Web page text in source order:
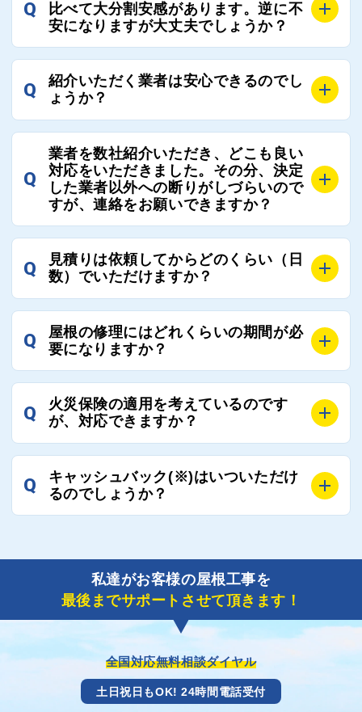
連絡いただければ、お客様の屋根修理を全面的にフォ
ローさせていただきます。お気軽にご相談ください。
て対応させていただきます。お気軽にお申し付けくだ
Q
比べて大分割安感があります。逆に不
安になりますが大丈夫でしょうか？
残念ながら、リフォーム業界は費用の内訳に不透明な
部分が多く、一見同じ工事でも１００万円以上の差が
屋根コネクトではそのような不安を抱えてしまう屋根
の修理において、適正で公正な工事業者選びのお手伝
いをさせていただくサイトでございます。
まだまだそのような業界だからこそ比較が重要になり
ますので、是非屋根コネクトを活用ください。
Q
紹介いただく業者は安心できるのでし
ょうか？
屋根コネクトでは、お客様の安心を支える「優良工事
業者チェック制度」を設けております。
屋根コネクトにて定期的にお客様アンケートを実施
し、そこで評価の低かった業者は事実確認の上で、屋
根コネクトの判断により即時登録を解除できる契約と
優良業者のみをご紹介できる体制により、お客様の安
心と信頼を維持しております。
Q
業者を数社紹介いただき、どこも良い
対応をいただきました。その分、決定
した業者以外への断りがしづらいので
すが、連絡をお願いできますか？
屋根コネクトにお任せください。屋根コネクトでは、
工事業者へのお断りも無料で代行しております。
れる必要はございませんので、いつでもお気軽にご相
談ください。
Q
見積りは依頼してからどのくらい（日
数）でいただけますか？
工事業者にもよりますが、おおよそ現地調査後3日～1
週間前後にはお届けできます。
ご連絡いただき、屋根コネクトから直ちに紹介の工事
業者へ状況確認の連絡をし、即時対応するよう指示を
いたしますので、お気軽にお申し付けください。
Q
屋根の修理にはどれくらいの期間が必
要になりますか？
工事業者の状況や屋根の状態、工事の内容、天候によ
って工事期間は変わりますが、目安としては、おおよ
また、急ぎの場合などは屋根コネクトとしても全面的
にご協力いたしますので、ご相談ください。可能な限
り期間を短縮できる状況の工事業者を選定させていた
だきます。
Q
火災保険の適用を考えているのです
が、対応できますか？
風災補償を適用される場合は、専門家による視察と必
Q
キャッシュバック(※)はいついただけ
るのでしょうか？
了しましたら、キャッシュバック(※)申込みフォーム
に各項目を入力いただいた上で送信してください。
その内容を屋根コネクトが確認できた日時から翌月末
までには送付手配させていただきます。
※キャッシュバックの金額は契約金額によって異なり
ます。
私達がお客様の屋根工事を
最後までサポートさせて頂きます！
全国対応無料相談ダイヤル
土日祝日もOK! 24時間電話受付